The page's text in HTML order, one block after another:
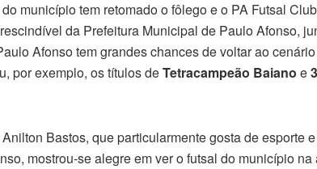
município tem retomado o fôlego e o PA Futsal
da Prefeitura Municipal de Paulo Afonso,
Afonso tem grandes chances de voltar ao
por exemplo, os títulos deTetracampeão Baiano e
Bastos, que particularmente gosta de esporte
mostrou-se alegre em ver o futsal do município